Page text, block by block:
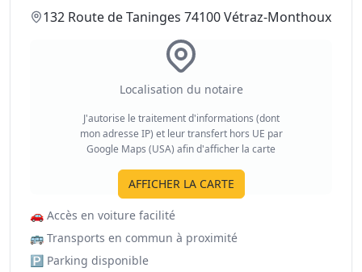
132 Route de Taninges 74100 Vétraz-Monthoux
Localisation du notaire
J'autorise le traitement d'informations (dont
mon adresse IP) et leur transfert hors UE par
Google Maps (USA) afin d'afficher la carte
AFFICHER LA CARTE
🚗 Accès en voiture facilité
🚌 Transports en commun à proximité
🅿️ Parking disponible